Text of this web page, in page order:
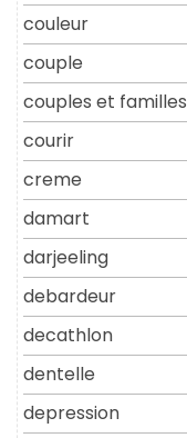
couleur
couple
couples et familles
courir
creme
damart
darjeeling
debardeur
decathlon
dentelle
depression